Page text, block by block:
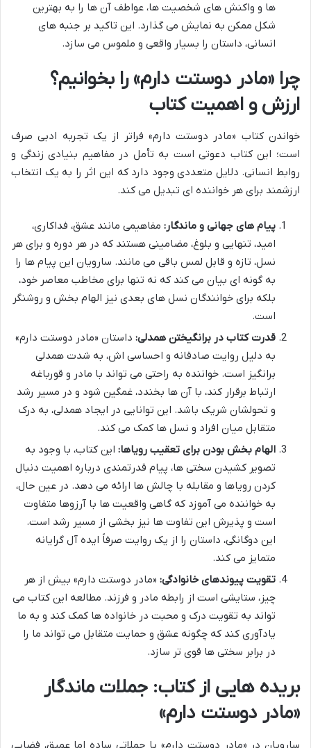
ها و واکنش های شخصیت ها، عواطف آن ها را به بهترین
شکل ممکن به نمایش می گذارد. این تاکید بر جنبه های
انسانی، داستان را بسیار واقعی و ملموس می سازد.
چرا «مادر دوستت دارم» را بخوانیم؟
ارزش و اهمیت کتاب
خواندن کتاب «مادر دوستت دارم» فراتر از یک تجربه ادبی صرف
است؛ این کتاب دعوتی است به تأمل در مفاهیم بنیادی زندگی و
روابط انسانی. دلایل متعددی وجود دارد که این اثر را به یک انتخاب
ارزشمند برای هر خواننده ای تبدیل می کند.
پیام های جهانی و ماندگار: مفاهیمی مانند عشق، فداکاری،
امید، تنهایی و بلوغ، مضامینی هستند که در هر دوره و برای هر
نسل، تازه و قابل لمس باقی می مانند. سارویان این پیام ها را
به گونه ای بیان می کند که نه تنها برای مخاطب معاصر خود،
بلکه برای خوانندگان نسل های بعدی نیز الهام بخش و روشنگر
است.
قدرت کتاب در برانگیختن همدلی: داستان «مادر دوستت دارم»
به دلیل روایت صادقانه و احساسی اش، به شدت همدلی
برانگیز است. خواننده به راحتی می تواند با مادر و قورباغه
ارتباط برقرار کند، با آن ها بخندد، غمگین شود و در مسیر رشد
و تحولشان شریک باشد. این توانایی در ایجاد همدلی، به درک
متقابل میان افراد و نسل ها کمک می کند.
الهام بخش بودن برای تعقیب رویاها: این کتاب، با وجود به
تصویر کشیدن سختی ها، پیام قدرتمندی درباره اهمیت دنبال
کردن رویاها و مقابله با چالش ها ارائه می دهد. در عین حال،
به خواننده می آموزد که گاهی واقعیت ها با آرزوها متفاوت
است و پذیرش این تفاوت ها نیز بخشی از مسیر رشد است.
این دوگانگی، داستان را از یک روایت صرفاً ایده آل گرایانه
متمایز می کند.
تقویت پیوندهای خانوادگی: «مادر دوستت دارم» بیش از هر
چیز، ستایشی است از رابطه مادر و فرزند. مطالعه این کتاب می
تواند به تقویت درک و محبت در خانواده ها کمک کند و به ما
یادآوری کند که چگونه عشق و حمایت متقابل می تواند ما را
در برابر سختی ها قوی تر سازد.
بریده هایی از کتاب: جملات ماندگار
«مادر دوستت دارم»
سارویان در «مادر دوستت دارم» با جملاتی ساده اما عمیق، فضایی